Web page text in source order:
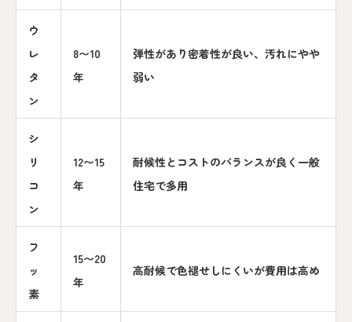
ウ
レ
タ
ン
8〜10
年
弾性があり密着性が良い、汚れにやや
弱い
シ
リ
コ
ン
12〜15
年
耐候性とコストのバランスが良く一般
住宅で多用
フ
ッ
素
15〜20
年
高耐候で色褪せしにくいが費用は高め